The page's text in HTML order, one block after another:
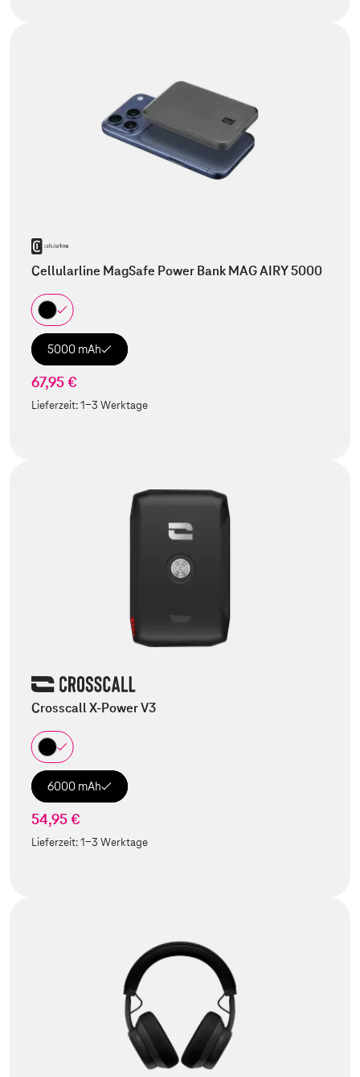
Cellularline MagSafe Power Bank MAG AIRY 5000
5000 mAh
67,95 €
Lieferzeit:1-3 Werktage
Crosscall X-Power V3
6000 mAh
54,95 €
Lieferzeit:1-3 Werktage